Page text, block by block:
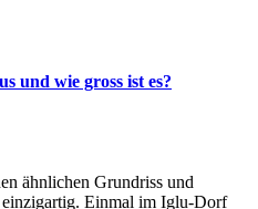
und wie gross ist es?
ähnlichen Grundriss und
einzigartig. Einmal im Iglu-Dorf